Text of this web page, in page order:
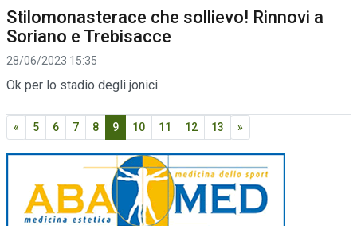
Stilomonasterace che sollievo! Rinnovi a
Soriano e Trebisacce
28/06/2023 15:35
Ok per lo stadio degli jonici
« 5 6 7 8 9 10 11 12 13 »